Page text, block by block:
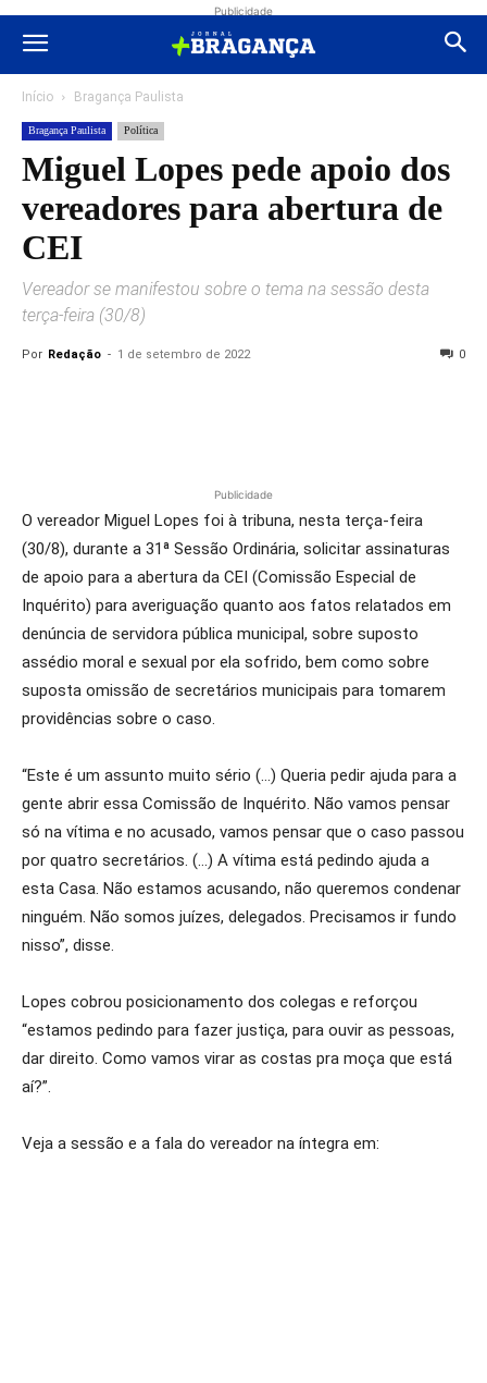
Publicidade
Início Bragança Paulista
Bragança Paulista Política
Miguel Lopes pede apoio dos
vereadores para abertura de
CEI
Vereador se manifestou sobre o tema na sessão desta
terça-feira (30/8)
Por Redação - 1 de setembro de 2022 0
Publicidade
O vereador Miguel Lopes foi à tribuna, nesta terça-feira
(30/8), durante a 31ª Sessão Ordinária, solicitar assinaturas
de apoio para a abertura da CEI (Comissão Especial de
Inquérito) para averiguação quanto aos fatos relatados em
denúncia de servidora pública municipal, sobre suposto
assédio moral e sexual por ela sofrido, bem como sobre
suposta omissão de secretários municipais para tomarem
providências sobre o caso.
“Este é um assunto muito sério (…) Queria pedir ajuda para a
gente abrir essa Comissão de Inquérito. Não vamos pensar
só na vítima e no acusado, vamos pensar que o caso passou
por quatro secretários. (…) A vítima está pedindo ajuda a
esta Casa. Não estamos acusando, não queremos condenar
ninguém. Não somos juízes, delegados. Precisamos ir fundo
nisso”, disse.
Lopes cobrou posicionamento dos colegas e reforçou
“estamos pedindo para fazer justiça, para ouvir as pessoas,
dar direito. Como vamos virar as costas pra moça que está
aí?”.
Veja a sessão e a fala do vereador na íntegra em: